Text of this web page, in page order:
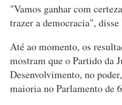
"Vamos ganhar com
trazer a democracia",
Até ao momento, os
mostram que o Partido da
Desenvolvimento, no
maioria no Parlamento de